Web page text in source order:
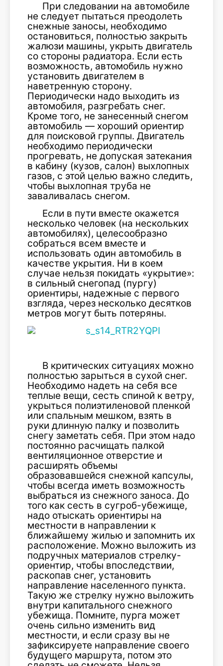
При следовании на автомобиле
не следует пытаться преодолеть
снежные заносы, необходимо
остановиться, полностью закрыть
жалюзи машины, укрыть двигатель
со стороны радиатора. Если есть
возможность, автомобиль нужно
установить двигателем в
наветренную сторону.
Периодически надо выходить из
автомобиля, разгребать снег.
Кроме того, не занесенный снегом
автомобиль — хороший ориентир
для поисковой группы. Двигатель
необходимо периодически
прогревать, не допуская затекания
в кабину (кузов, салон) выхлопных
газов, с этой целью важно следить,
чтобы выхлопная труба не
заваливалась снегом.
Если в пути вместе окажется
несколько человек (на нескольких
автомобилях), целесообразно
собраться всем вместе и
использовать один автомобиль в
качестве укрытия. Ни в коем
случае нельзя покидать «укрытие»:
в сильный снегопад (пургу)
ориентиры, надежные с первого
взгляда, через несколько десятков
метров могут быть потеряны.
В критических ситуациях можно
полностью зарыться в сухой снег.
Необходимо надеть на себя все
теплые вещи, сесть спиной к ветру,
укрыться полиэтиленовой пленкой
или спальным мешком, взять в
руки длинную палку и позволить
снегу заметать себя. При этом надо
постоянно расчищать палкой
вентиляционное отверстие и
расширять объемы
образовавшейся снежной капсулы,
чтобы всегда иметь возможность
выбраться из снежного заноса. До
того как сесть в сугроб-убежище,
надо отыскать ориентиры на
местности в направлении к
ближайшему жилью и запомнить их
расположение. Можно выложить из
подручных материалов стрелку-
ориентир, чтобы впоследствии,
раскопав снег, установить
направление населенного пункта.
Такую же стрелку нужно выложить
внутри капитального снежного
убежища. Помните, пурга может
очень сильно изменить вид
местности, и если сразу вы не
зафиксируете направление своего
будущего маршрута, потом это